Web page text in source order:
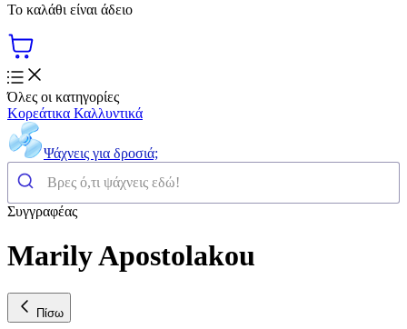
Το καλάθι είναι άδειο
Όλες οι κατηγορίες
Κορεάτικα Καλλυντικά
Ψάχνεις για δροσιά;
Συγγραφέας
Marily Apostolakou
Πίσω